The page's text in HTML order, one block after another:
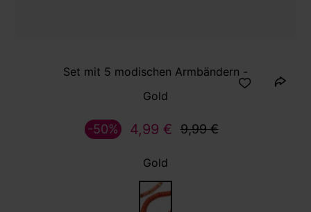
Set mit 5 modischen Armbändern -
Gold
4,99 € 9,99 €
-50%
Gold